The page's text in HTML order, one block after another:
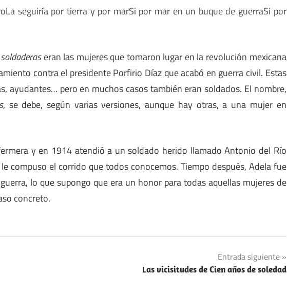
La seguiría por tierra y por marSi por mar en un buque de guerraSi por
soldaderaseran las mujeres que tomaron lugar en la revolución mexicana
contra el presidente Porfirio Díaz que acabó en guerra civil. Estas
ayudantes… pero en muchos casos también eran soldados. El nombre,
, se debe, según varias versiones, aunque hay otras, a una mujer en
y en 1914 atendió a un soldado herido llamado Antonio del Río
compuso el corrido que todos conocemos. Tiempo después, Adela fue
lo que supongo que era un honor para todas aquellas mujeres de
concreto.
Entrada siguiente
Las vicisitudes de Cien años de soledad